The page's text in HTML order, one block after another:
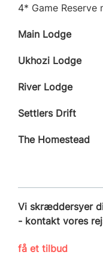
4* Game
Main Lodge
Ukhozi Lodge
River Lodge
Settlers Drift
The Homestead
Vi skræddersyer
- kontakt vores
få et tilbud